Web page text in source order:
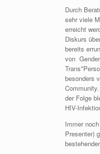
Durch
sehr viele
erreicht
Diskurs
bereits
von
besonders
der Folge
HIV-
Immer
Presenter)